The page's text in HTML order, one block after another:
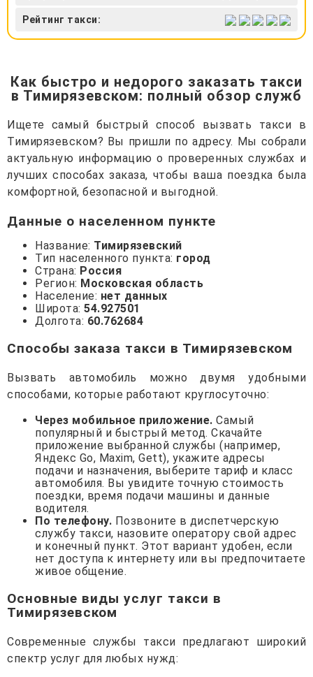
Рейтинг такси:
Как быстро и недорого заказать такси
в Тимирязевском: полный обзор служб
Ищете самый быстрый способ вызвать такси в
Тимирязевском? Вы пришли по адресу. Мы собрали
актуальную информацию о проверенных службах и
лучших способах заказа, чтобы ваша поездка была
комфортной, безопасной и выгодной.
Данные о населенном пункте
Название: Тимирязевский
Тип населенного пункта: город
Страна: Россия
Регион: Московская область
Население: нет данных
Широта: 54.927501
Долгота: 60.762684
Способы заказа такси в Тимирязевском
Вызвать автомобиль можно двумя удобными
способами, которые работают круглосуточно:
Через мобильное приложение. Самый
популярный и быстрый метод. Скачайте
приложение выбранной службы (например,
Яндекс Go, Maxim, Gett), укажите адресы
подачи и назначения, выберите тариф и класс
автомобиля. Вы увидите точную стоимость
поездки, время подачи машины и данные
водителя.
По телефону. Позвоните в диспетчерскую
службу такси, назовите оператору свой адрес
и конечный пункт. Этот вариант удобен, если
нет доступа к интернету или вы предпочитаете
живое общение.
Основные виды услуг такси в
Тимирязевском
Современные службы такси предлагают широкий
спектр услуг для любых нужд: